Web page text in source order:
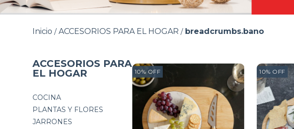
Inicio / ACCESORIOS PARA EL HOGAR / breadcrumbs.bano
ACCESORIOS PARA
EL HOGAR
COCINA
PLANTAS Y FLORES
JARRONES
10% OFF 10% OFF